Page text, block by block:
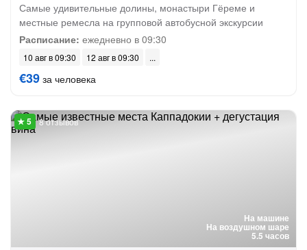
Самые удивительные долины, монастыри Гёреме и
местные ремесла на групповой автобусной экскурсии
Расписание: ежедневно в 09:30
10 авг в 09:30 12 авг в 09:30
€39 за человека
На машине
На воздушном шаре
5.5 часов
8 отзывов